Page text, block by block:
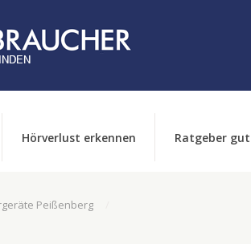
Hörverlust erkennen Ratgeber
Peißenberg